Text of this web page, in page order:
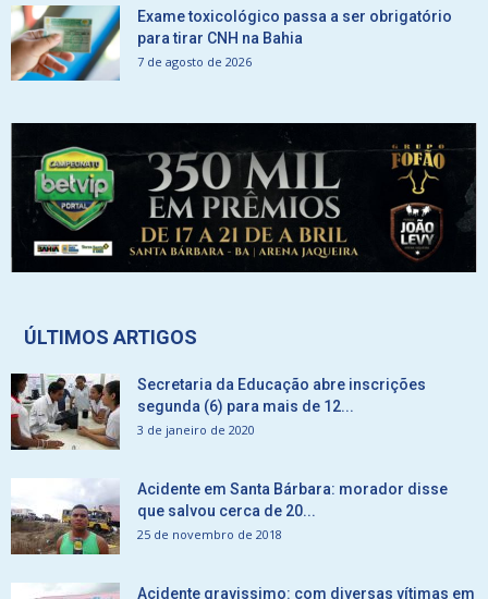
Exame toxicológico passa a ser obrigatório
para tirar CNH na Bahia
7 de agosto de 2026
ÚLTIMOS ARTIGOS
Secretaria da Educação abre inscrições
segunda (6) para mais de 12...
3 de janeiro de 2020
Acidente em Santa Bárbara: morador disse
que salvou cerca de 20...
25 de novembro de 2018
Acidente gravissimo: com diversas vítimas em